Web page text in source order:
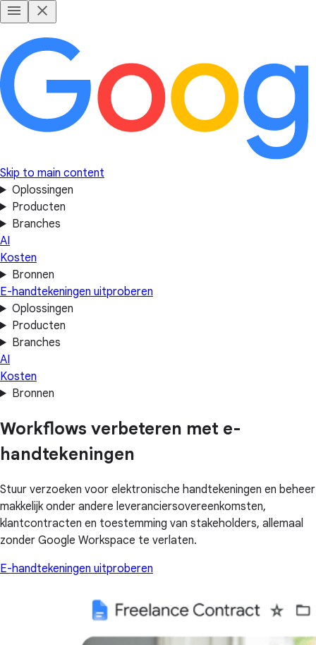
Skip to main content
Oplossingen
Producten
Branches
AI
Kosten
Bronnen
E-handtekeningen uitproberen
Oplossingen
Producten
Branches
AI
Kosten
Bronnen
Workflows verbeteren met e-
handtekeningen
Stuur verzoeken voor elektronische handtekeningen en beheer
makkelijk onder andere leveranciersovereenkomsten,
klantcontracten en toestemming van stakeholders, allemaal
zonder Google Workspace te verlaten.
E-handtekeningen uitproberen